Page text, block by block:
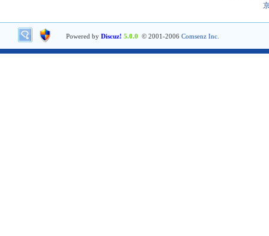
Powered by Discuz! 5.0.0 © 2001-2006 Comsenz Inc.